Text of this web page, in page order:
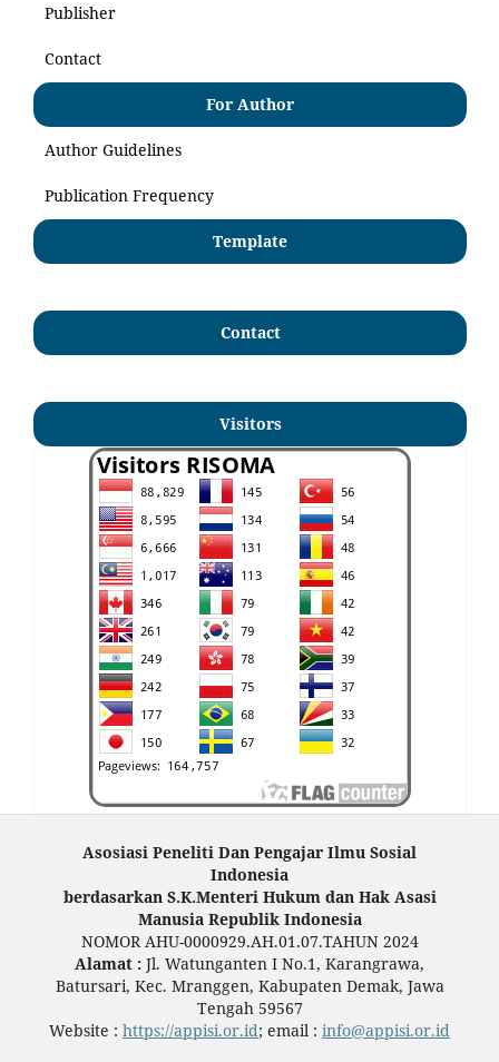
Publisher
Contact
For Author
Author Guidelines
Publication Frequency
Template
Contact
Visitors
Asosiasi Peneliti Dan Pengajar Ilmu Sosial
Indonesia
berdasarkan S.K.Menteri Hukum dan Hak Asasi
Manusia Republik Indonesia
NOMOR AHU-0000929.AH.01.07.TAHUN 2024
Alamat : Jl. Watunganten I No.1, Karangrawa,
Batursari, Kec. Mranggen, Kabupaten Demak, Jawa
Tengah 59567
Website : https://appisi.or.id; email : info@appisi.or.id